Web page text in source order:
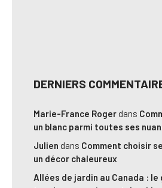
DERNIERS
Marie-France Roger dans
un blanc parmi toutes ses
Julien dans Comment choisir
un décor chaleureux
Allées de jardin au Canada : le